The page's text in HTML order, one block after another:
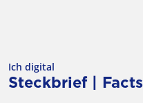
Ich digital
Steckbrief | Facts